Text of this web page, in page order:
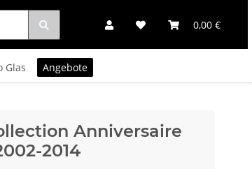
0,00 €
Glas Angebote
Anniversaire
2014